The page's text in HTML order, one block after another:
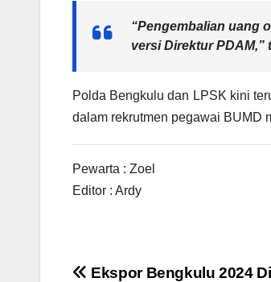
“Pengembalian uang
versi Direktur PDAM,”
Polda Bengkulu dan LPSK kini
dalam rekrutmen pegawai BUMD
Pewarta : Zoel
Editor : Ardy
Ekspor Bengkulu 2024